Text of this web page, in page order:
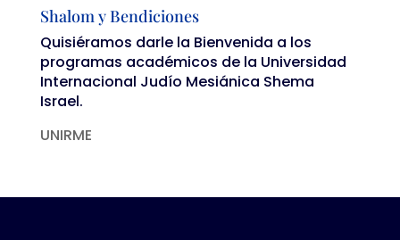
Shalom y Bendiciones
Quisiéramos darle la Bienvenida a los
programas académicos de la Universidad
Internacional Judío Mesiánica Shema
Israel.
UNIRME